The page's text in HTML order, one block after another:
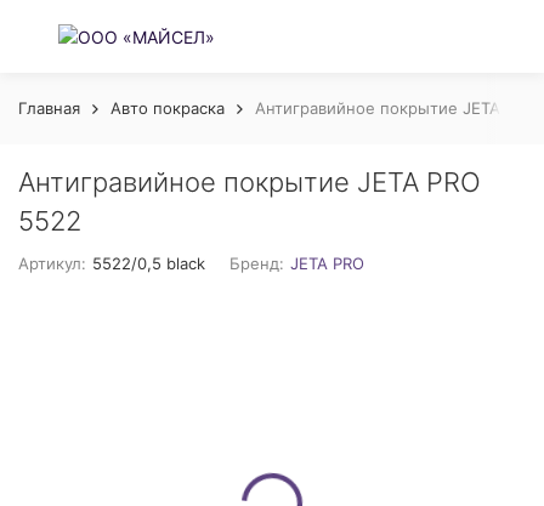
Главная Авто покраска Антигравийное покрытие JETA PRO
Антигравийное покрытие JETA PRO
5522
Артикул: 5522/0,5 black Бренд: JETA PRO